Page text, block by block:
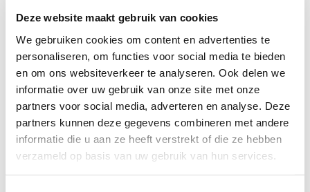
Deze website maakt gebruik van cookies
We gebruiken cookies om content en advertenties te
personaliseren, om functies voor social media te bieden
en om ons websiteverkeer te analyseren. Ook delen we
informatie over uw gebruik van onze site met onze
partners voor social media, adverteren en analyse. Deze
partners kunnen deze gegevens combineren met andere
informatie die u aan ze heeft verstrekt of die ze hebben
verzameld op basis van uw gebruik van hun services.
Keezen cassette 30cm
€14,95